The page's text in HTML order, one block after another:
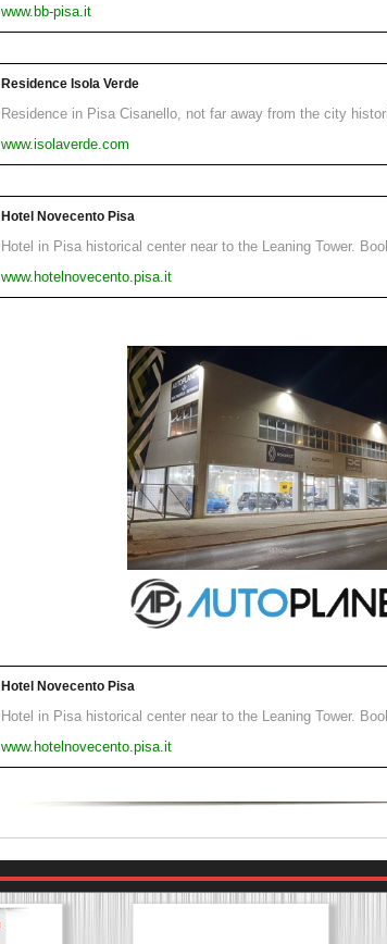
www.bb-pisa.it
Residence Isola Verde
Residence in Pisa Cisanello, not far away from the city
www.isolaverde.com
Hotel Novecento Pisa
Hotel in Pisa historical center near to the Leaning Tower.
www.hotelnovecento.pisa.it
Hotel Novecento Pisa
Hotel in Pisa historical center near to the Leaning Tower.
www.hotelnovecento.pisa.it